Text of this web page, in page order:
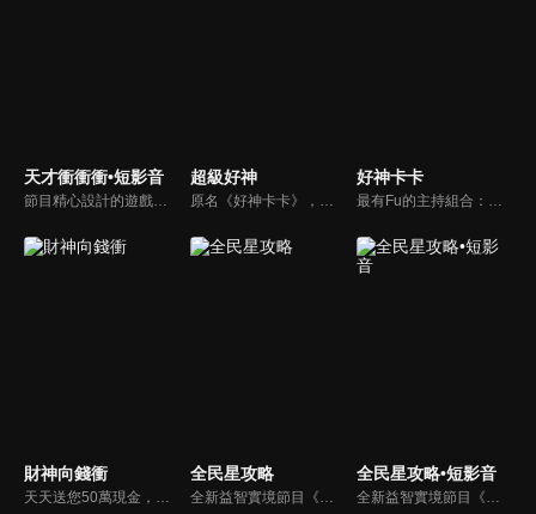
天才衝衝衝•短影音 超級好神 好神卡卡
財神向錢衝
天天送您50萬現金，還有汽車大獎！不考智力、體力，挑戰家人、同事、同學、朋友互相了解的成渡和共同生活經驗。快來參加《財神向前衝》大獎通通送給您。
全民星攻略
全新益智實境節目《全民星攻略》，由館長曾國城擔任把關者，考驗著每個來挑戰九宮格益智遊戲藝人明星。想要攻略九宮格關卡，透過創意聯想、邏輯推理、理想分析，才有機會獲取智慧星幣，帶走夢幻大獎。
全民星攻略•短影音
全新益智實境節目《全民星攻略》，由館長曾國城擔任把關者，考驗著每個來挑戰九宮格益智遊戲藝人明星。想要攻略九宮格關卡，透過創意聯想、邏輯推理、理想分析，才有機會獲取智慧星幣，帶走夢幻大獎。